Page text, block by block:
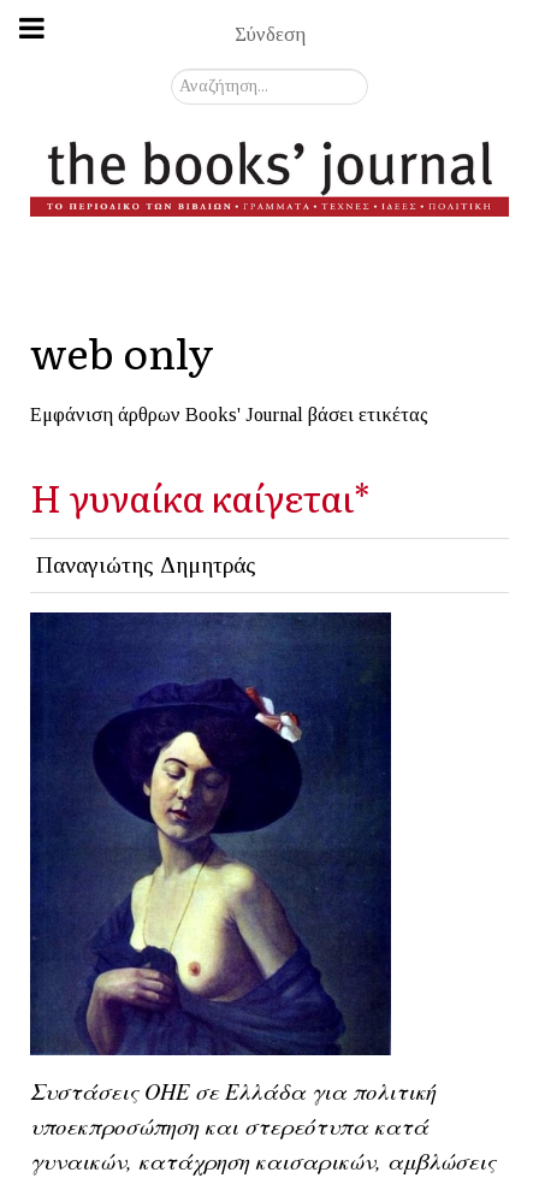
Σύνδεση
Αναζήτηση...
web only
Εμφάνιση άρθρων Books' Journal βάσει ετικέτας
H γυναίκα καίγεται*
Παναγιώτης Δημητράς
Συστάσεις ΟΗΕ σε Ελλάδα για πολιτική
υποεκπροσώπηση και στερεότυπα κατά
γυναικών, κατάχρηση καισαρικών, αμβλώσεις